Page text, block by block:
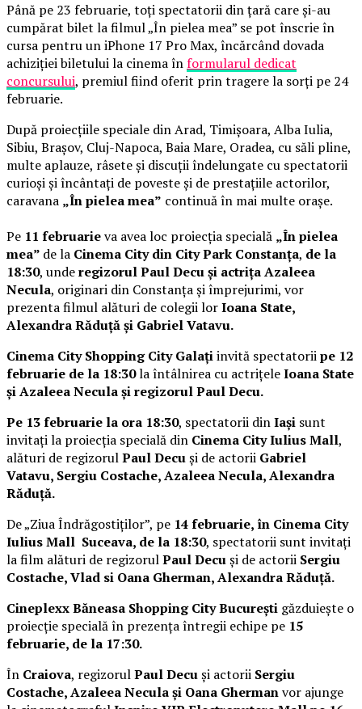
Până pe 23 februarie, toți spectatorii din țară care și-au
cumpărat bilet la filmul „În pielea mea” se pot înscrie în
cursa pentru un iPhone 17 Pro Max, încărcând dovada
achiziției biletului la cinema înformularul dedicat
concursului, premiul fiind oferit prin tragere la sorți pe 24
februarie.
După proiecțiile speciale din Arad, Timișoara, Alba Iulia,
Sibiu, Brașov, Cluj-Napoca, Baia Mare, Oradea, cu săli pline,
multe aplauze, râsete și discuții îndelungate cu spectatorii
curioși și încântați de poveste și de prestațiile actorilor,
caravana „În pielea mea” continuă în mai multe orașe.
Pe 11 februarieva avea loc proiecția specială „În pielea
mea” de la Cinema City din City Park Constanța, de la
18:30, underegizorul Paul Decu și actrița Azaleea
Necula, originari din Constanța și împrejurimi, vor
prezenta filmul alături de colegii lorIoana State,
Alexandra Răduță și Gabriel Vatavu.
Cinema City Shopping City Galațiinvită spectatoriipe 12
februarie de la 18:30la întâlnirea cu actrițeleIoana State
și Azaleea Necula și regizorul Paul Decu.
Pe 13 februarie la ora 18:30, spectatorii dinIași sunt
invitați la proiecția specială din Cinema City Iulius Mall,
alături de regizorulPaul Decuși de actorii Gabriel
Vatavu, Sergiu Costache, Azaleea Necula, Alexandra
Răduță.
De „Ziua Îndrăgostiților”, pe 14 februarie, în Cinema City
Iulius Mall Suceava, de la 18:30, spectatorii sunt invitați
la film alături de regizorulPaul Decuși de actorii Sergiu
Costache, Vlad si Oana Gherman, Alexandra Răduță.
Cineplexx Băneasa Shopping City București găzduiește o
proiecție specială în prezența întregii echipe pe 15
februarie, de la 17:30.
În Craiova, regizorulPaul Decuși actorii Sergiu
Costache, Azaleea Necula și Oana Ghermanvor ajunge